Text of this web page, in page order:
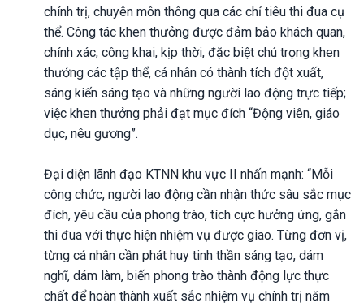
chính trị, chuyên môn thông qua các chỉ tiêu thi đua cụ
thể. Công tác khen thưởng được đảm bảo khách quan,
chính xác, công khai, kịp thời, đặc biệt chú trọng khen
thưởng các tập thể, cá nhân có thành tích đột xuất,
sáng kiến sáng tạo và những người lao động trực tiếp;
việc khen thưởng phải đạt mục đích “Động viên, giáo
dục, nêu gương”.
Đại diện lãnh đạo KTNN khu vực II nhấn mạnh: “Mỗi
công chức, người lao động cần nhận thức sâu sắc mục
đích, yêu cầu của phong trào, tích cực hưởng ứng, gắn
thi đua với thực hiện nhiệm vụ được giao. Từng đơn vị,
từng cá nhân cần phát huy tinh thần sáng tạo, dám
nghĩ, dám làm, biến phong trào thành động lực thực
chất để hoàn thành xuất sắc nhiệm vụ chính trị năm